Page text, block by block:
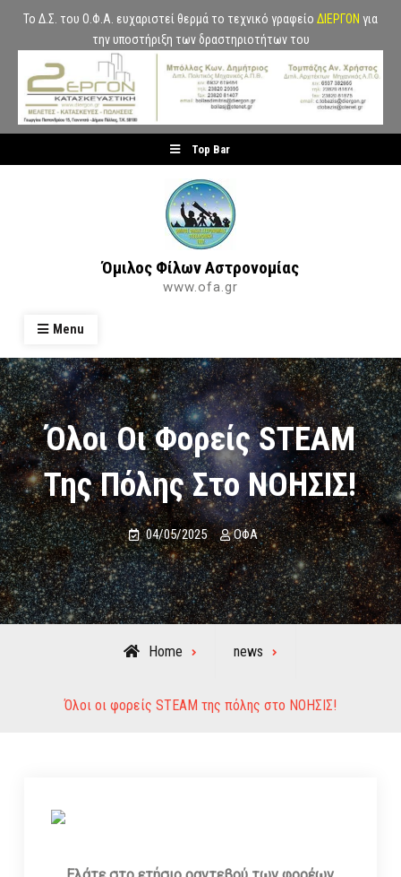
Το Δ.Σ. του Ο.Φ.Α. ευχαριστεί θερμά το τεχνικό γραφείο ΔΙΕΡΓΟΝ για
την υποστήριξη των δραστηριοτήτων του
to
Top Bar
Όμιλος Φίλων Αστρονομίας
www.ofa.gr
Menu
Όλοι Οι Φορείς STEAM
Της Πόλης Στο ΝΟΗΣΙΣ!
04/05/2025 ΟΦΑ
Home news
Όλοι οι φορείς STEAM της πόλης στο ΝΟΗΣΙΣ!